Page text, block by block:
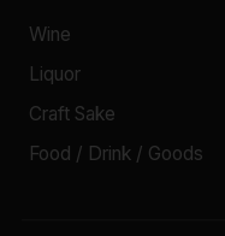
Wine
Liquor
Craft Sake
Food / Drink / Goods